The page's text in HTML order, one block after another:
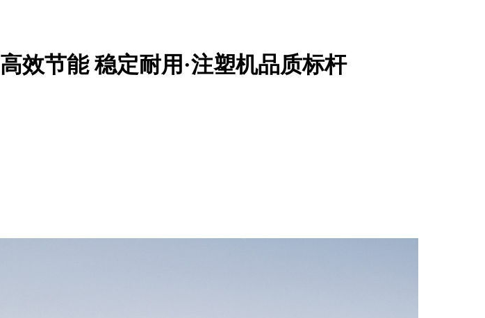
高效节能 稳定耐用·注塑机品质标杆